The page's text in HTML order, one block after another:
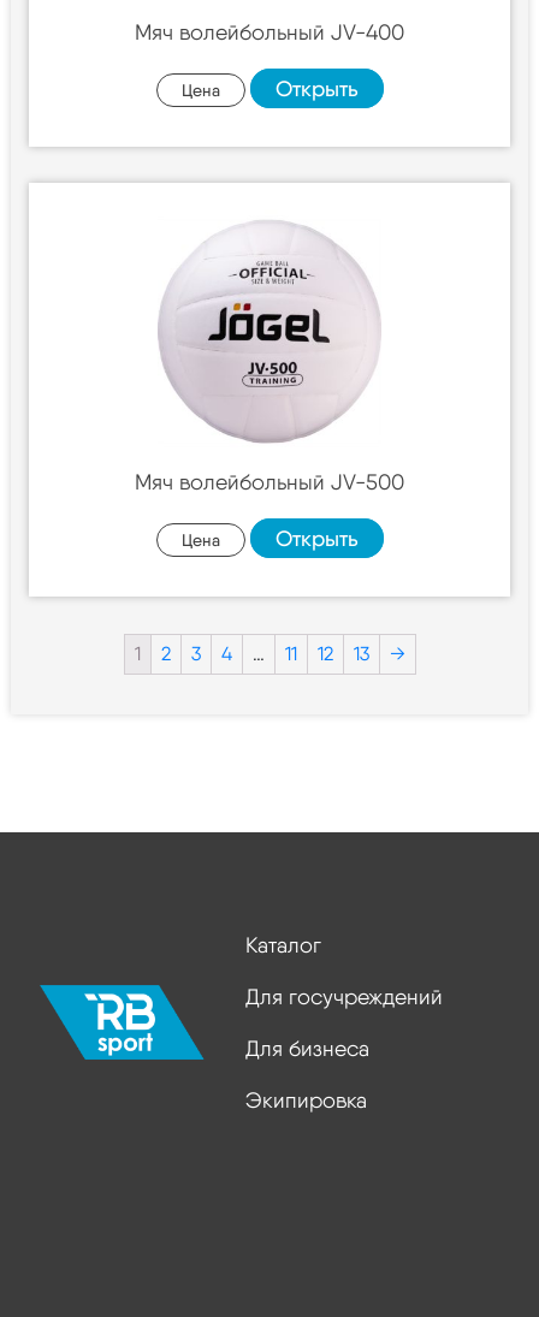
Мяч волейбольный JV-400
Цена Открыть
Мяч волейбольный JV-500
Цена Открыть
1 2 3 4 … 11 12 13 →
Каталог
Для госучреждений
Для бизнеса
Экипировка